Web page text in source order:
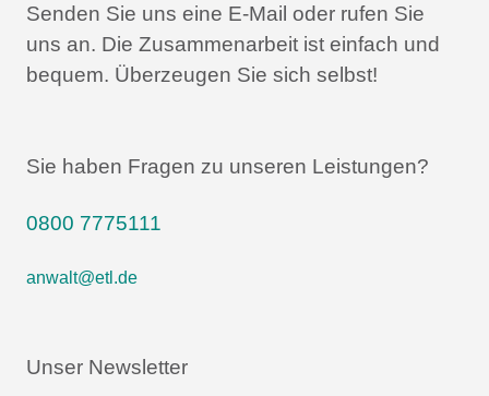
Senden Sie uns eine E-Mail oder rufen Sie
uns an. Die Zusammenarbeit ist einfach und
bequem. Überzeugen Sie sich selbst!
Sie haben Fragen zu unseren Leistungen?
0800 7775111
anwalt@etl.de
Unser Newsletter